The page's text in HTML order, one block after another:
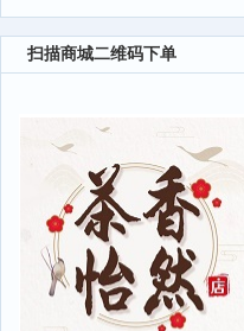
扫描商城二维码下单